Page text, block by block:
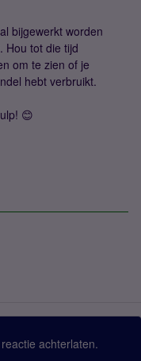
bijgewerkt worden
Hou tot die tijd
om te zien of je
hebt verbruikt.
😊
achterlaten.